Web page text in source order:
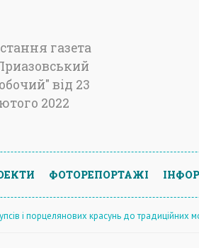
газета
від 23
2022
ФОТОРЕПОРТАЖІ
і порцелянових красунь до традиційних